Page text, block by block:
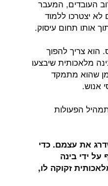
העובדים, המעבר
יצטרכו ללמוד
אותו תחום עיסוק.
הוא צריך להפוך
מלאכותית שיבצעו
שהוא מתמקד
אנוש.
הפעולות
את עצמם. כדי
ידי בינה
זקוקה לו,